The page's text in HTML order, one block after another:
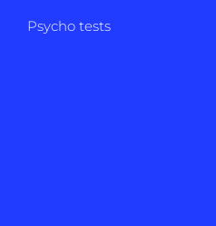
Psycho tests